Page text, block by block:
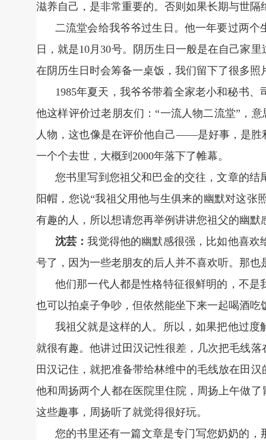
滋养自己，是非常重要的。否则如果长期与世隔
二流堂会给我爷爷过生日。他一年要过两
日，就是10月30号。阴历生日一般是在自己家
在阴历生日时会筹备一桌饭，我们留下了很多照
1985年夏天，我爷爷带着全家老小和秘书
他这样评价过老朋友们：“一流人物二流堂”，
人物，这也像是在评价他自己——是好事，是胜
一个个去世，大概到2000年落下了帷幕。
您书里写到您祖父和巴金的交往，文章的
阳帽，您说“我祖父用他与生俱来的幽默对这张
有趣的人，所以想请您再举例讲讲您祖父的幽默
沈芸：我觉得他的幽默感很强，比如他喜
号了，因为一些老朋友的后人并不喜欢听。那
他们那一代人都是性格特征很鲜明的，不
也可以拍桌子争吵，但依然能坐下来一起喝酒吃
我祖父就是这样的人。所以，如果把他过
就很有趣。他讲过田汉记性很差，几次把毛线
田汉记住，就把准备带给林维中的毛线放在田
他和周扬两个人都在医院里住院，周扬上午做
这些趣事，周扬听了就觉得很好玩。
您的书里还有一篇文章是专门写您奶奶的